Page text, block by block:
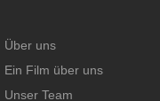
Über uns
Ein Film über uns
Unser Team